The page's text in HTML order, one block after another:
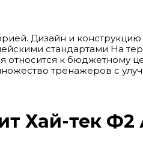
Дизайн и
стандартами На
относится к бюджетному
тренажеров с
Хай-тек Ф2